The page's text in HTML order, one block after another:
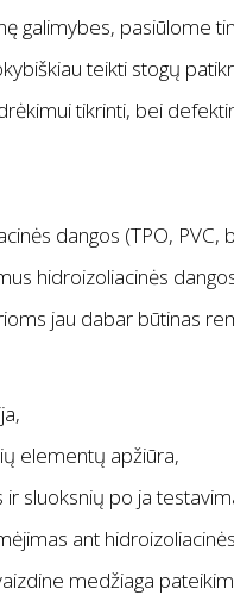
galimybes, pasiūlome
teikti stogų
tikrinti, bei
dangos (TPO, PVC,
hidroizoliacinės
jau dabar būtinas
elementų apžiūra,
sluoksnių po ja
ant
medžiaga